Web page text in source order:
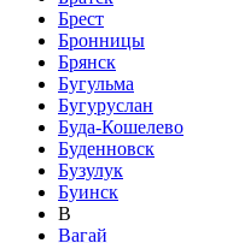
Брест
Бронницы
Брянск
Бугульма
Бугуруслан
Буда-Кошелево
Буденновск
Бузулук
Буинск
В
Вагай